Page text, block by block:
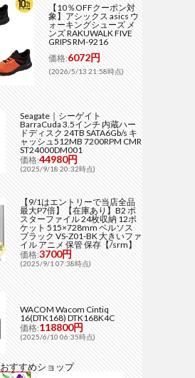
【10％OFFクーポン対
象】アシックス asics ウ
ォーキングシューズ メ
ンズ RAKUWALK FIVE
GRIPS RM-9216
価格:6072円
(2026/5/13 21:58時点)
Seagate｜シーゲイト
BarraCuda 3.5インチ 内蔵ハー
ドディスク 24TB SATA6Gb/s キ
ャッシュ512MB 7200RPM CMR
ST24000DM001
価格:44980円
(2025/9/18 20:32時点)
【9/1はエントリーで当店全品
最大P7倍】【在庫あり】B2 ポ
スターファイル 24枚収納 12ポ
ケット 515×728mm ベルソス
ブラック VS-Z01-BK 大きいファ
イル アニメ 保管 保存【/srm】
価格:3700円
(2025/9/1 07:38時点)
WACOM Wacom Cintiq
16(DTK168) DTK168K4C
価格:118800円
(2025/6/10 06:35時点)
おすすめショップ